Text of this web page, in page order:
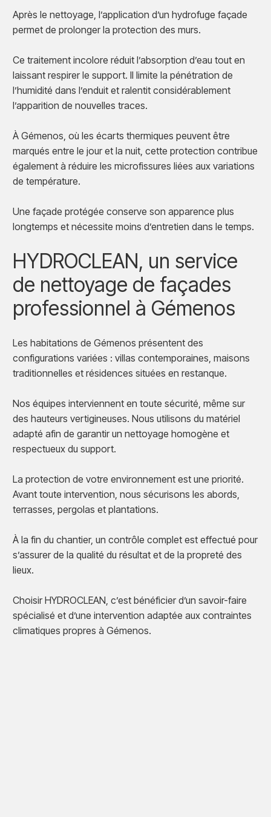
Après le nettoyage, l’application d’un hydrofuge façade
permet de prolonger la protection des murs.
Ce traitement incolore réduit l’absorption d’eau tout en
laissant respirer le support. Il limite la pénétration de
l’humidité dans l’enduit et ralentit considérablement
l’apparition de nouvelles traces.
À Gémenos, où les écarts thermiques peuvent être
marqués entre le jour et la nuit, cette protection contribue
également à réduire les microfissures liées aux variations
de température.
Une façade protégée conserve son apparence plus
longtemps et nécessite moins d’entretien dans le temps.
HYDROCLEAN, un service
de nettoyage de façades
professionnel à Gémenos
Les habitations de Gémenos présentent des
configurations variées : villas contemporaines, maisons
traditionnelles et résidences situées en restanque.
Nos équipes interviennent en toute sécurité, même sur
des hauteurs vertigineuses. Nous utilisons du matériel
adapté afin de garantir un nettoyage homogène et
respectueux du support.
La protection de votre environnement est une priorité.
Avant toute intervention, nous sécurisons les abords,
terrasses, pergolas et plantations.
À la fin du chantier, un contrôle complet est effectué pour
s’assurer de la qualité du résultat et de la propreté des
lieux.
Choisir HYDROCLEAN, c’est bénéficier d’un savoir-faire
spécialisé et d’une intervention adaptée aux contraintes
climatiques propres à Gémenos.